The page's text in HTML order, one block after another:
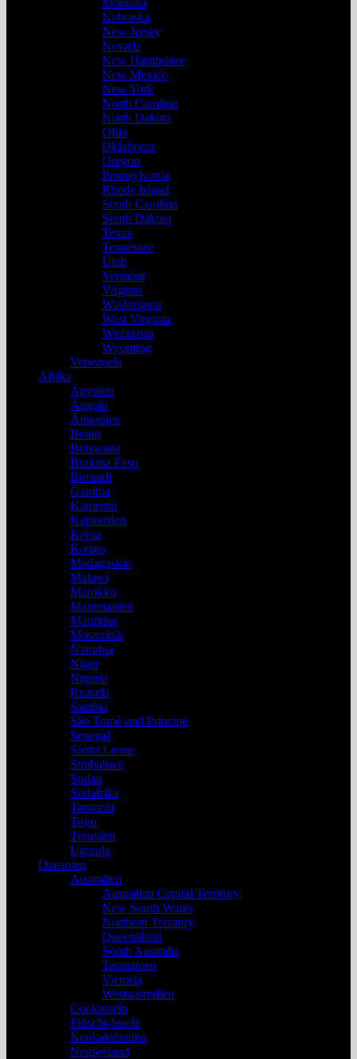
Montana
Nebraska
New Jersey
Nevada
New Hampshire
New Mexico
New York
North Carolina
North Dakota
Ohio
Oklahoma
Oregon
Pennsylvania
Rhode Island
South Carolina
South Dakota
Texas
Tennessee
Utah
Vermont
Virginia
Washington
West Virginia
Wisconsin
Wyoming
Venezuela
Afrika
Ägypten
Angola
Äthiopien
Benin
Botswana
Burkina Faso
Burundi
Gambia
Kamerun
Kapverden
Kenia
Kongo
Madagaskar
Malawi
Marokko
Mauretanien
Mauritius
Mosambik
Namibia
Niger
Nigeria
Ruanda
Sambia
São Tomé und Príncipe
Senegal
Sierra Leone
Simbabwe
Sudan
Südafrika
Tansania
Togo
Tunesien
Uganda
Ozeanien
Australien
Australian Capital Territory
New South Wales
Northern Territory
Queensland
South Australia
Tasmanien
Victoria
Westaustralien
Cookinseln
Fidschi-Inseln
Neukaledonien
Neuseeland